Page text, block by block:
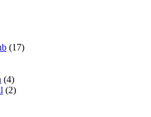
(17)
(4)
(2)